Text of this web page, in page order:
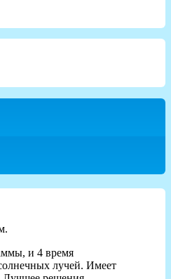
и 4 время
лучей. Имеет